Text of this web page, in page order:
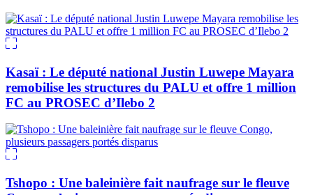
Kasaï : Le député national Justin Luwepe Mayara
remobilise les structures du PALU et offre 1 million
FC au PROSEC d’Ilebo 2
Tshopo : Une baleinière fait naufrage sur le fleuve